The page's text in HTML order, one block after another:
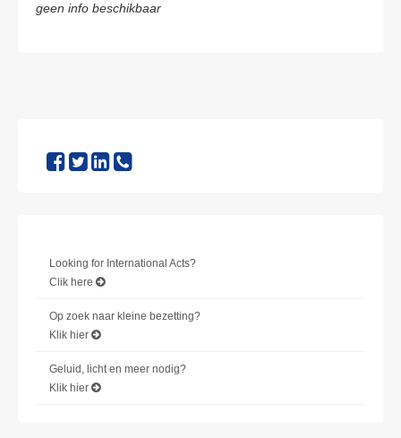
geen info beschikbaar
Looking for International Acts?
Clik here
Op zoek naar kleine bezetting?
Klik hier
Geluid, licht en meer nodig?
Klik hier